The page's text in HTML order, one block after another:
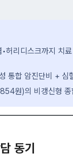
허리디스크까지 치
통합 암진단비 +
원)의 비갱신형
동기